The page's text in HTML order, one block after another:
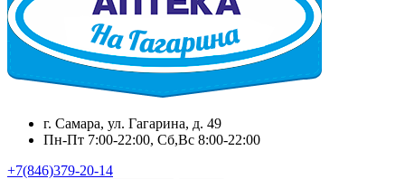
г. Самара, ул. Гагарина, д. 49
Пн-Пт 7:00-22:00, Сб,Вс 8:00-22:00
+7(846)379-20-14